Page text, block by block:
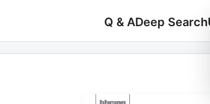
Q & ADeep Search